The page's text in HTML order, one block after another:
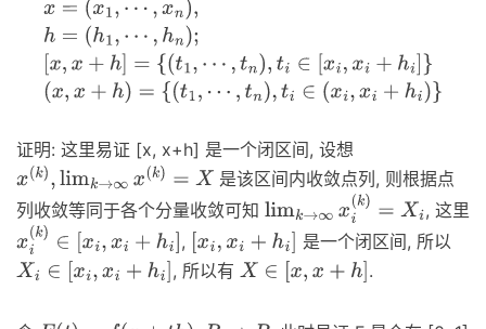
x=(x 1, ⋯ ,xn),h
⋯, tn) ti∈[ x , x +hi]}(
证明: 这里易证 [x, x+h] 是一个闭区间, 设想
x(k),limk→∞x (k)=X
是该区间内收敛点列, 则根据点
列收敛等同于各个分量收敛可知 limk→∞xi(k )= Xi
, 这里
xi( k ∈ xi,xi +h i] , [xi,x i+hi]
是一个闭区间, 所以
Xi∈ [x xi+ hi] , 所以有 X∈[x x+ h] .